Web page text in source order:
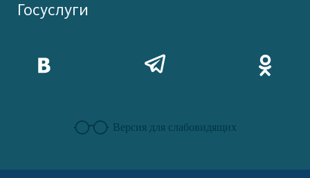
Госуслуги
Версия для слабовидящих